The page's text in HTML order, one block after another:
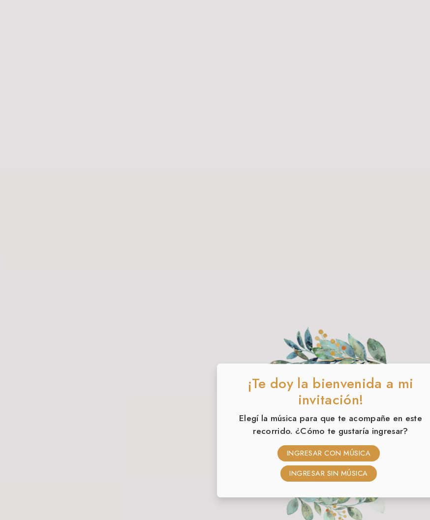
¡Te doy la bienvenida a mi
invitación!
Elegí la música para que te acompañe en este
recorrido. ¿Cómo te gustaría ingresar?
INGRESAR CON MÚSICA
INGRESAR SIN MÚSICA